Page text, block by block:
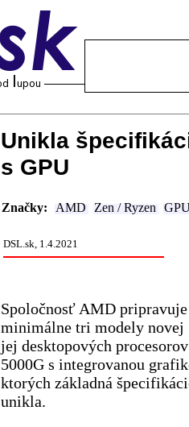
Unikla
s GPU
Značky: AMD Zen / Ryzen
DSL.sk, 1.4.2021
Spoločnosť AMD pripravuje
minimálne tri modely novej
jej desktopových
5000G s integrovanou
ktorých základná
unikla.